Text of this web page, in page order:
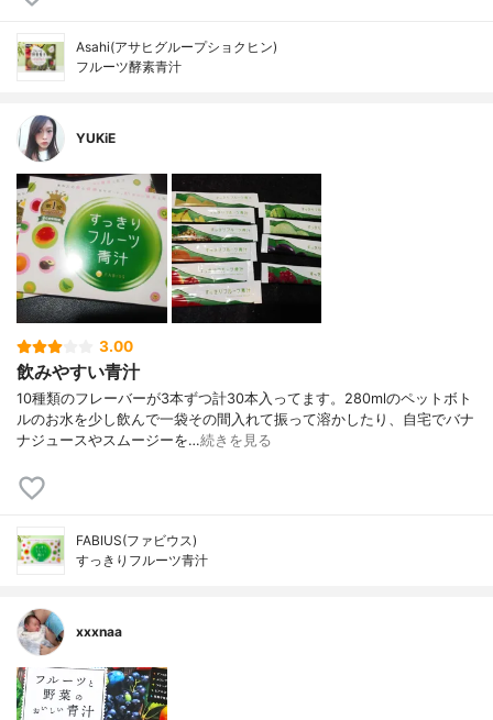
Asahi(アサヒグループショクヒン)
フルーツ酵素青汁
YUKiE
3.00
飲みやすい青汁
10種類のフレーバーが3本ずつ計30本入ってます。280mlのペットボト
ルのお水を少し飲んで一袋その間入れて振って溶かしたり、自宅でバナ
ナジュースやスムージーを…続きを見る
FABIUS(ファビウス)
すっきりフルーツ青汁
xxxnaa